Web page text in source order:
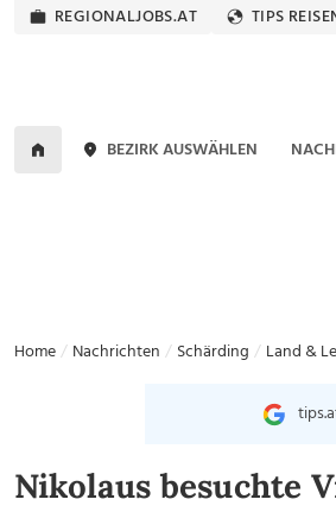
REGIONALJOBS.AT TIPS
BEZIRK AUSWÄHLEN
Home Nachrichten Schärding Land &
Nikolaus besuchte